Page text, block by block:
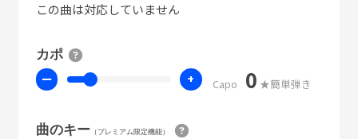
この曲は対応していません
カポ
ー + Capo 0 ★簡単弾き
曲のキー（プレミアム限定機能）